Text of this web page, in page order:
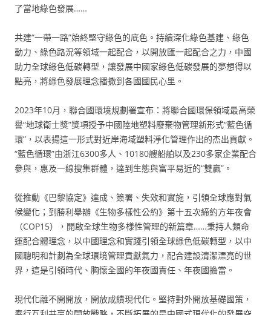
了當地綠色發展……
共建“一帶一路”始終堅守綠色的底色。持續深化綠色基建、綠色
動力、綠色路況等領域一起配合，以開放匯一起配合之力，中國
助力全球綠色低碳轉型，讓發展中國家綠色低碳發展的夢想得以
點亮，將綠色發展理念播撒到各國國民心里。
2023年10月，聯合國環境規劃署宣布：將聯合國環保領域最高榮
譽“地球衛士獎”獎項授予中國陸地塑料廢棄物管理新形式“藍色循
環”，以表揚這一形式對近岸海域塑料淨化管理作出的杰出貢獻。
“藍色循環”由浙江6300多人、10180艘船舶以及230多家企業配合
參與，惠及一線搜集群體，達到生態與富平易近的“雙贏”。
從推動《巴黎協定》達成、簽署、失效和實施，引領全球應對氣
候變化；到勝利舉辦《生物多樣性公約》第十五次締約方年夜會
（COP15），開啟全球生物多樣性管理的新篇章……秉持人類命
運配合體理念，以中國理念和實踐引領全球綠色低碳轉型，以中
國聰明和計劃為全球環境管理貢獻氣力，配合建設清潔漂亮的世
界，這是引領時代、胸懷全國的年夜國責任、年夜國擔當。
現代化離不開開放，開放成績現代化。堅持對外開放基礎國策，